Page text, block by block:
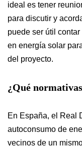
ideal es tener
para discutir y
puede ser útil
en energía solar
del proyecto.
¿Qué
En España, el Real
autoconsumo de
vecinos de un